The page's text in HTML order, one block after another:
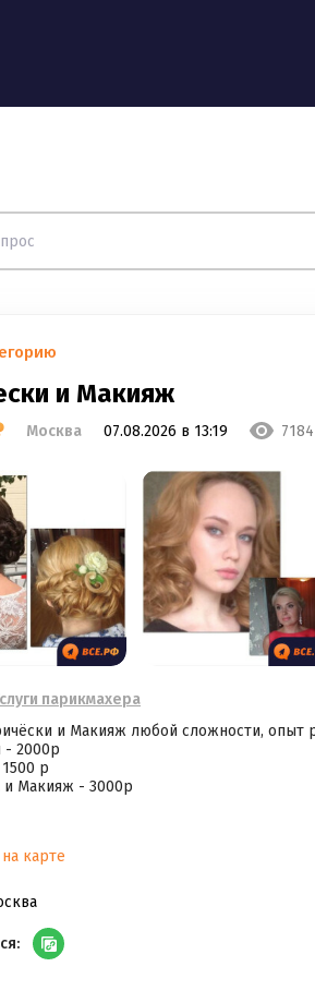
и Макияж
Москва 07.08.2026 в 13:19
парикмахера
и Макияж любой сложности, опыт
- 2000р
р
и Макияж - 3000р
карте